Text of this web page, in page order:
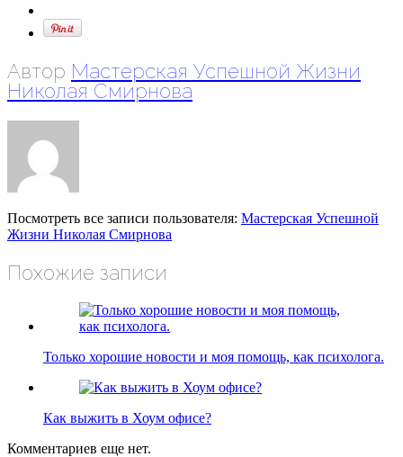
Автор Мастерская Успешной Жизни
Николая Смирнова
Посмотреть все записи пользователя: Мастерская Успешной
Жизни Николая Смирнова
Похожие записи
Только хорошие новости и моя помощь, как психолога.
Как выжить в Хоум офисе?
Комментариев еще нет.